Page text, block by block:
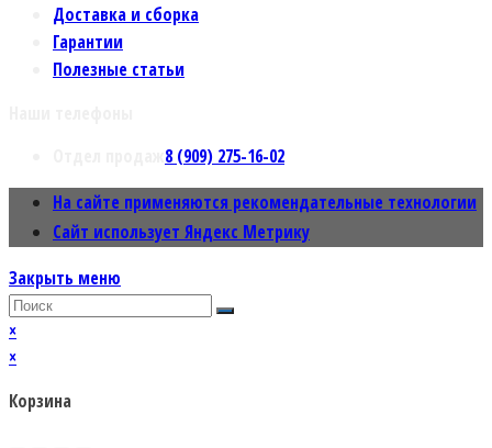
Доставка и сборка
Гарантии
Полезные статьи
8 (909) 275-16-02
На сайте применяются рекомендательные технологии
Сайт использует Яндекс Метрику
Закрыть меню
×
×
Корзина